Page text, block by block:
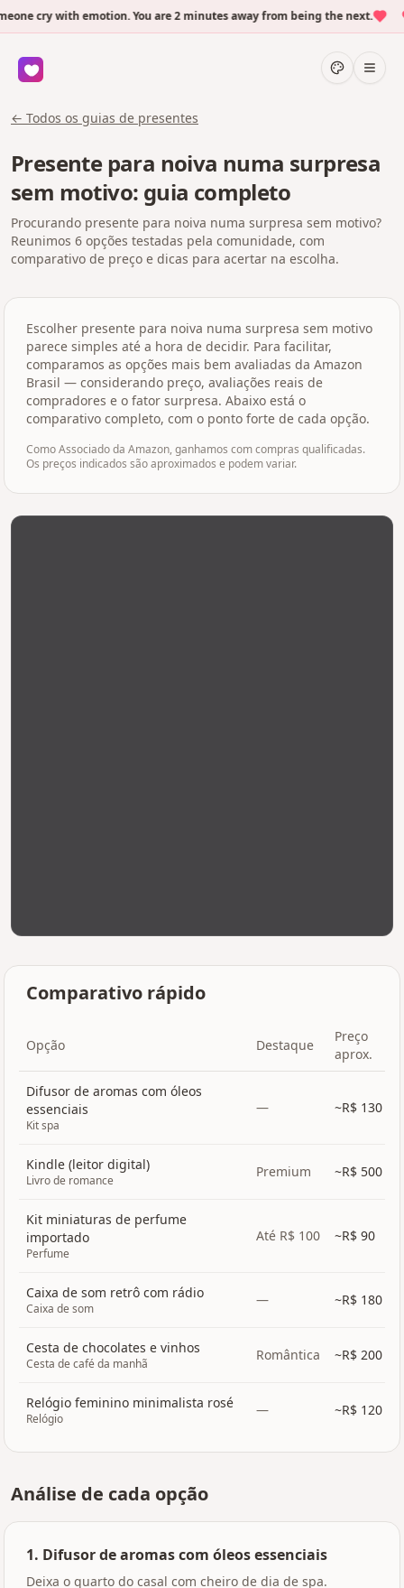
cry with emotion. You are 2 minutes away from being the next.
← Todos os guias de presentes
Presente para noiva numa surpresa
sem motivo: guia completo
Procurando presente para noiva numa surpresa sem motivo?
Reunimos 6 opções testadas pela comunidade, com
comparativo de preço e dicas para acertar na escolha.
Escolher presente para noiva numa surpresa sem motivo
parece simples até a hora de decidir. Para facilitar,
comparamos as opções mais bem avaliadas da Amazon
Brasil — considerando preço, avaliações reais de
compradores e o fator surpresa. Abaixo está o
comparativo completo, com o ponto forte de cada opção.
Como Associado da Amazon, ganhamos com compras qualificadas.
Os preços indicados são aproximados e podem variar.
Comparativo rápido
Opção Destaque
Preço
aprox.
Difusor de aromas com óleos
essenciais
Kit spa
— ~R$ 130
Kindle (leitor digital)
Livro de romance
Premium ~R$ 500
Kit miniaturas de perfume
importado
Perfume
Até R$ 100 ~R$ 90
Caixa de som retrô com rádio
Caixa de som
— ~R$ 180
Cesta de chocolates e vinhos
Cesta de café da manhã
Romântica ~R$ 200
Relógio feminino minimalista rosé
Relógio
— ~R$ 120
Análise de cada opção
1. Difusor de aromas com óleos essenciais
Deixa o quarto do casal com cheiro de dia de spa.